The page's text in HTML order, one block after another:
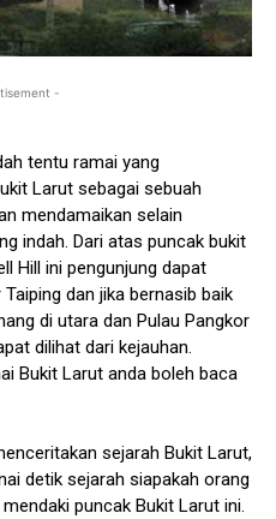
-
tentu ramai yang
Larut sebagai sebuah
mendamaikan selain
indah. Dari atas puncak bukit
Hill ini pengunjung dapat
dan jika bernasib baik
di utara dan Pulau Pangkor
dilihat dari kejauhan.
Bukit Larut anda boleh baca
sejarah Bukit Larut,
detik sejarah siapakah orang
puncak Bukit Larut ini.